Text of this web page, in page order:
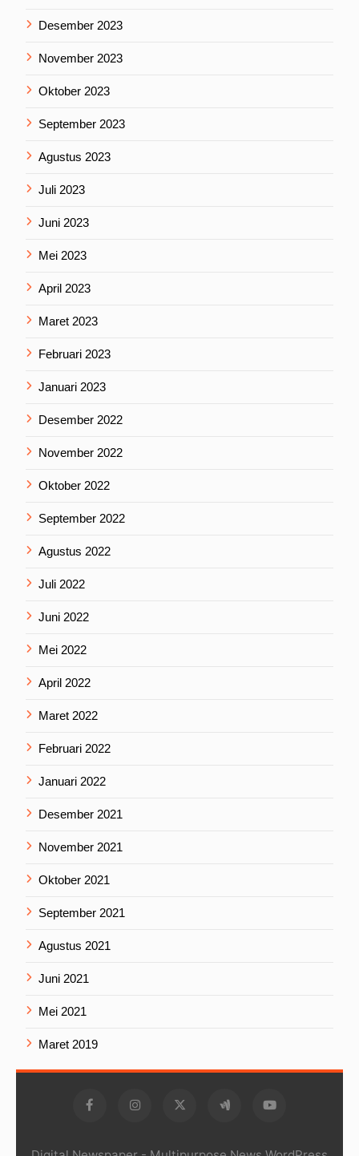
Desember 2023
November 2023
Oktober 2023
September 2023
Agustus 2023
Juli 2023
Juni 2023
Mei 2023
April 2023
Maret 2023
Februari 2023
Januari 2023
Desember 2022
November 2022
Oktober 2022
September 2022
Agustus 2022
Juli 2022
Juni 2022
Mei 2022
April 2022
Maret 2022
Februari 2022
Januari 2022
Desember 2021
November 2021
Oktober 2021
September 2021
Agustus 2021
Juni 2021
Mei 2021
Maret 2019